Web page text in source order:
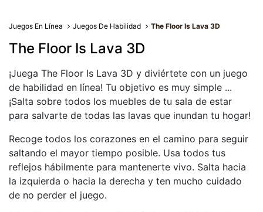
Juegos En Línea Juegos De Habilidad The Floor Is Lava 3D
The Floor Is Lava 3D
¡Juega The Floor Is Lava 3D y diviértete con un juego
de habilidad en línea! Tu objetivo es muy simple ...
¡Salta sobre todos los muebles de tu sala de estar
para salvarte de todas las lavas que inundan tu hogar!
Recoge todos los corazones en el camino para seguir
saltando el mayor tiempo posible. Usa todos tus
reflejos hábilmente para mantenerte vivo. Salta hacia
la izquierda o hacia la derecha y ten mucho cuidado
de no perder el juego.